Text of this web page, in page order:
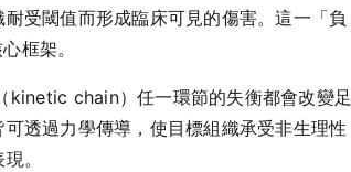
受閾值而形成臨床可見的傷害。這一「負
框架。
chain）任一環節的失衡都會改變足
透過力學傳導，使目標組織承受非生理性
。